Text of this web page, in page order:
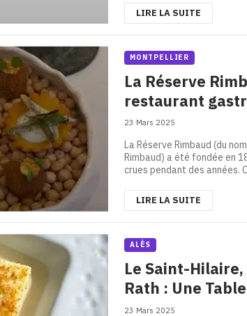
LIRE LA SUITE
MONTPELLIER
La Réserve
restaurant
Montpellier
23 Mars 2025
La Réserve Rimbaud (du
Rimbaud) a été fondée en
crues pendant des années.
LIRE LA SUITE
ALÈS
Le Saint-
Rath : Une
23 Mars 2025